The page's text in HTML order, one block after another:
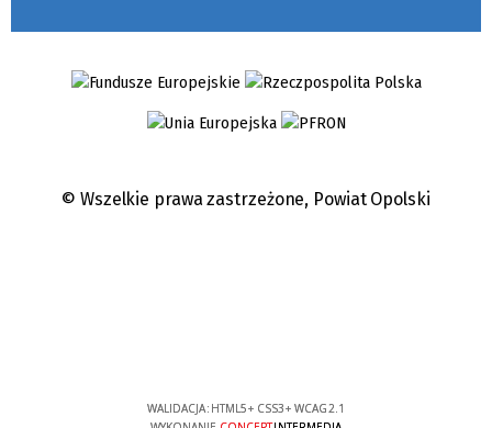
© Wszelkie prawa zastrzeżone, Powiat Opolski
WALIDACJA: HTML5+ CSS3+ WCAG 2.1